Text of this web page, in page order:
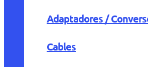
Adaptadores /
Cables